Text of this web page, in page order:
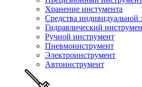
Хранение инстумента
Средства индивидуальной
Гидравлический
Ручной инструмент
Пневмоинструмент
Электроинструмент
Автоинструмент